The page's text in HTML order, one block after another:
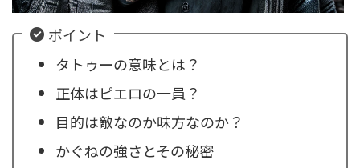
ポイント
タトゥーの意味とは？
正体はピエロの一員？
目的は敵なのか味方なのか？
かぐねの強さとその秘密